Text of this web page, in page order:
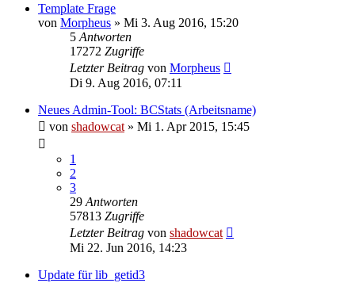
Template Frage
von Morpheus » Mi 3. Aug 2016, 15:20
5 Antworten
17272 Zugriffe
Letzter Beitrag von Morpheus
Di 9. Aug 2016, 07:11
Neues Admin-Tool: BCStats (Arbeitsname)
von shadowcat » Mi 1. Apr 2015, 15:45
1
2
3
29 Antworten
57813 Zugriffe
Letzter Beitrag von shadowcat
Mi 22. Jun 2016, 14:23
Update für lib_getid3